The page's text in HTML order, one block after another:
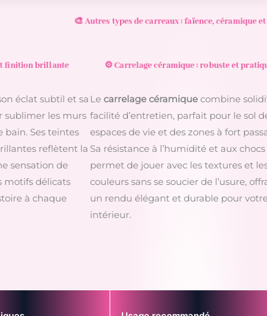
🎨 Autres types de carreaux : faïence, céramique
finition brillante
éclat subtil et sa
sublimer les murs
bain. Ses teintes
reflètent la
sensation de
motifs délicats
à chaque
⚙️ Carrelage céramique : robuste et
Lecarrelage céramique combine
facilité d’entretien, parfait pour le sol
espaces de vie et des zones à fort
Sa résistance à l’humidité et aux chocs
permet de jouer avec les textures et
couleurs sans se soucier de l’usure,
un rendu élégant et durable pour
intérieur.